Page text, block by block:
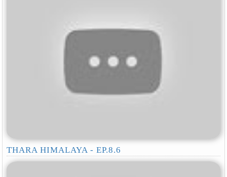
THARA HIMALAYA - EP.8.6